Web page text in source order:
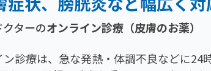
ターのオンライン診療（皮膚のお薬）
診療は、急な発熱・体調不良などに24